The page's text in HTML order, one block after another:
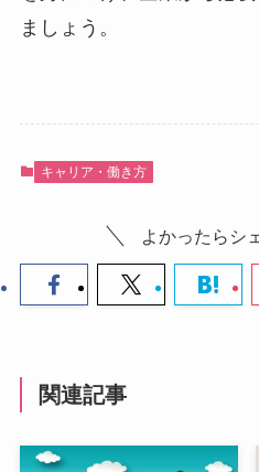
ましょう。
キャリア・働き方
よかったらシ
関連記事